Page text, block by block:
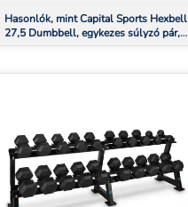
Hasonlók, mint Capital Sports Hexbell
27,5 Dumbbell, egykezes súlyzó pár,
27,5 kg